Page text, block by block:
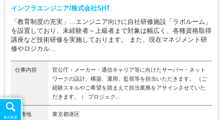
インフラエンジニア/株式会社SHT
「教育制度の充実」…エンジニア向けに自社研修施設「ラボルーム」
を設置しており、未経験者～上級者まで対象は幅広く、各種資格取得
講座など技術研修を実施しております。 また、現在マネジメント研
修やロジカル...
仕事内容
官公庁・メーカー・通信キャリア等に向けたサーバー・ネット
ワークの設計、構築、運用、監視等を担当いただきます。 （ご
経験スキルやご希望を踏まえて担当業務をアサインさせていた
だきます。 ） プロジェク...
勤務地 東京都港区
条件変更